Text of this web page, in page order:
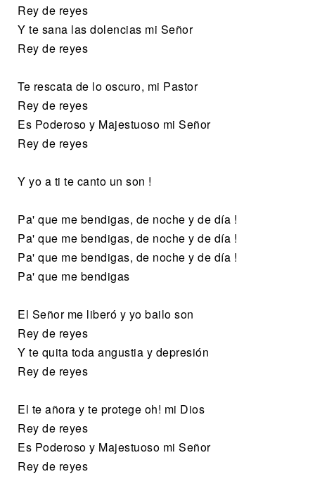
Rey de reyes
Y te sana las dolencias mi Señor
Rey de reyes
Te rescata de lo oscuro, mi Pastor
Rey de reyes
Es Poderoso y Majestuoso mi Señor
Rey de reyes
Y yo a ti te canto un son !
Pa' que me bendigas, de noche y de día !
Pa' que me bendigas, de noche y de día !
Pa' que me bendigas, de noche y de día !
Pa' que me bendigas
El Señor me liberó y yo bailo son
Rey de reyes
Y te quita toda angustia y depresión
Rey de reyes
El te añora y te protege oh! mi Dios
Rey de reyes
Es Poderoso y Majestuoso mi Señor
Rey de reyes